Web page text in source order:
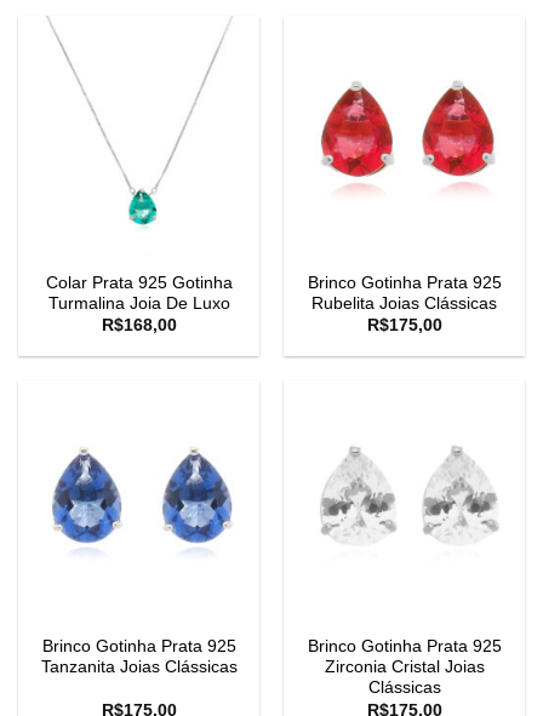
Colar Prata 925 Gotinha
Turmalina Joia De Luxo
R$168,00
Brinco Gotinha Prata 925
Rubelita Joias Clássicas
R$175,00
Brinco Gotinha Prata 925
Tanzanita Joias Clássicas
R$175,00
Brinco Gotinha Prata 925
Zirconia Cristal Joias
Clássicas
R$175,00